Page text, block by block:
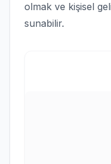
olmak ve kişisel
sunabilir.